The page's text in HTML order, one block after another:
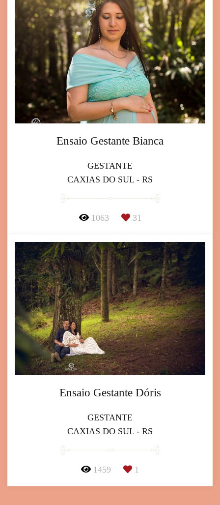
Ensaio Gestante Bianca
GESTANTE
CAXIAS DO SUL - RS
1063 31
Ensaio Gestante Dóris
GESTANTE
CAXIAS DO SUL - RS
1459 1